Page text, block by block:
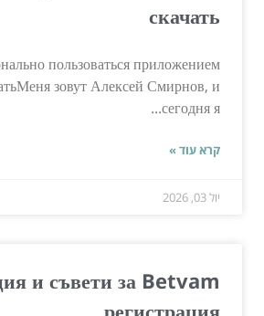
скачать
пользоваться приложением
зовут Алексей Смирнов, и
сегодня я...
קרא עוד »
יול 03, 2026
и съвети за Betvam
регистрация